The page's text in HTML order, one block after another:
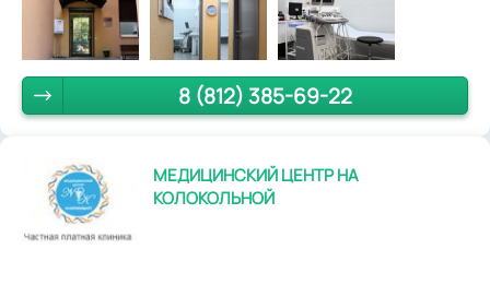
8 (812) 385-69-22
МЕДИЦИНСКИЙ ЦЕНТР НА
КОЛОКОЛЬНОЙ